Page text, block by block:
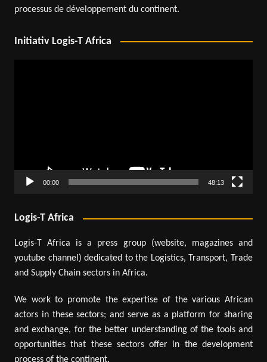
processus de développement du continent.
Initiativ Logis-T Africa
00:00 48:13
Logis-T Africa
Logis-T Africa is a press group (website, magazines and
youtube channel) dedicated to the Logistics, Transport, Trade
and Supply Chain sectors in Africa.
We work to promote the expertise of the various African
actors in these sectors; and serve as a platform for sharing
and exchange, for the better understanding of the tools and
opportunities that these sectors offer in the development
process of the continent.